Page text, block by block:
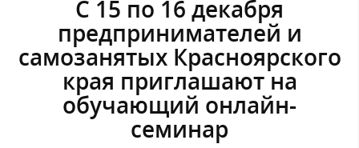
С 15 по 16 декабря
предпринимателей и
самозанятых Красноярского
края приглашают на
обучающий онлайн-
семинар